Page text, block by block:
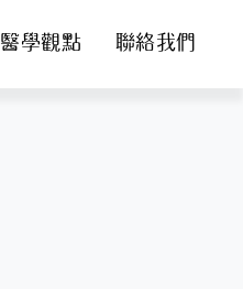
醫學觀點 聯絡我們